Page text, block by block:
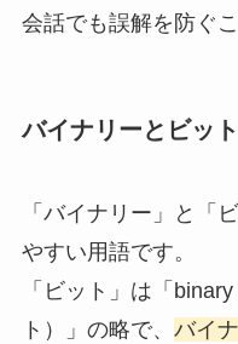
会話でも誤解を防ぐ
バイナリーとビッ
「バイナリー」と「
やすい用語です。
「ビット」は「
ト）」の略で、 バイ